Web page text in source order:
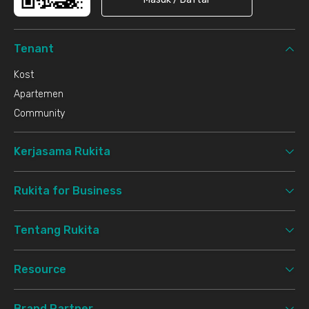
Tenant
Kost
Apartemen
Community
Kerjasama Rukita
Rukita for Business
Tentang Rukita
Resource